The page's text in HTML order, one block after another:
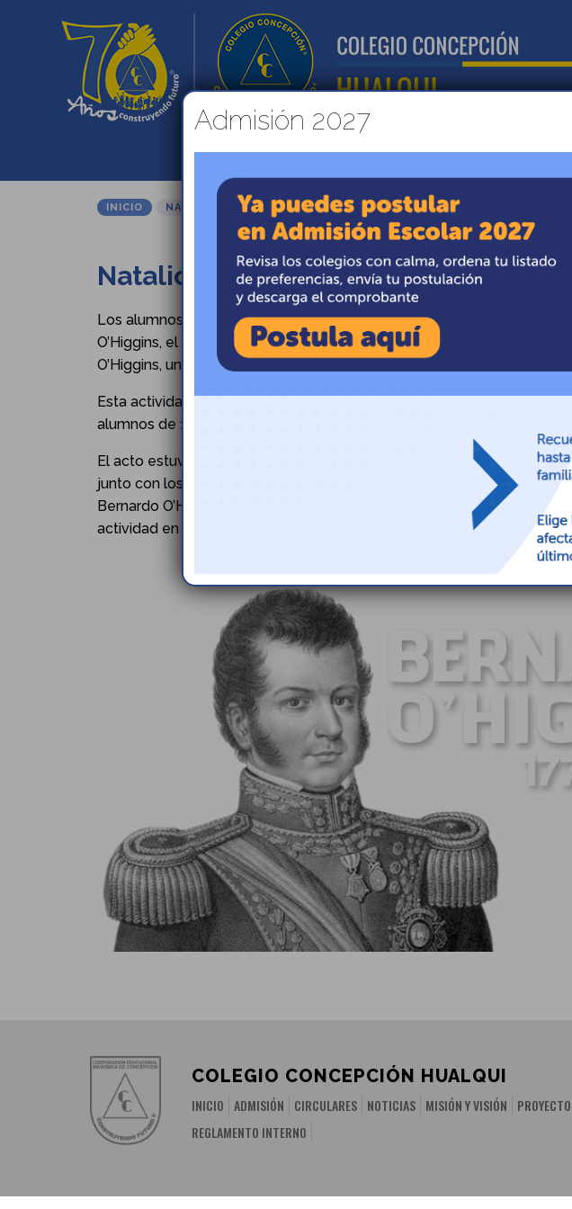
INICIO NATALICIO DE BERNARDO O’HIGGINS
Natalicio de Bernardo O’Higgins
Los alumnos del 5 año básico organizaron un acto en
O’Higgins, el cual partió con un pie de cueca a la bandera, prosiguió
O’Higgins, un poema a Bernardo O’Higgins y finalizaron con 3 parejas
Esta actividad, se realizó el día 20 de Agosto del 2019, a las 10:30 y
alumnos de 1° a 4° básico del establecimiento.
El acto estuvo a cargo de la profesora jefe del 5 Año básico, Ana
junto con los estudiantes y los apoderados, para poder realizar un
Bernardo O’Higgins, donde cada integrante del curso, compuesto por
actividad en el marco de este evento.
COLEGIO CONCEPCIÓN HUALQUI
INICIO ADMISIÓN CIRCULARES NOTICIAS MISIÓN Y VISIÓN
REGLAMENTO INTERNO
Admisión 2027